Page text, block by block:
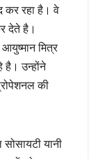
कर रहा है। वे
देते है।
मित्र
है। उन्होंने
की
यानी